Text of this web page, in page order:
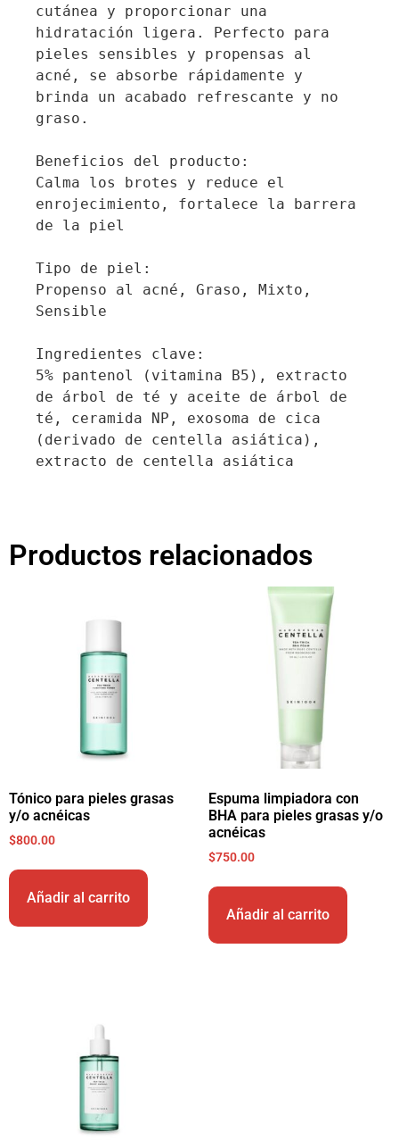
cutánea y proporcionar una
hidratación ligera. Perfecto para
pieles sensibles y propensas al
acné, se absorbe rápidamente y
brinda un acabado refrescante y no
graso.
Beneficios del producto:
Calma los brotes y reduce el
enrojecimiento, fortalece la barrera
de la piel
Tipo de piel:
Propenso al acné, Graso, Mixto,
Sensible
Ingredientes clave:
5% pantenol (vitamina B5), extracto
de árbol de té y aceite de árbol de
té, ceramida NP, exosoma de cica
(derivado de centella asiática),
extracto de centella asiática
Productos relacionados
Tónico para pieles grasas
y/o acnéicas
$800.00
Añadir al carrito
Espuma limpiadora con
BHA para pieles grasas y/o
acnéicas
$750.00
Añadir al carrito